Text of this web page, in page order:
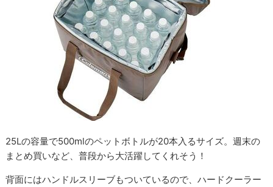
25Lの容量で500mlのペットボトルが20本入るサイズ。週末の
まとめ買いなど、普段から大活躍してくれそう！
背面にはハンドルスリーブもついているので、ハードクーラー